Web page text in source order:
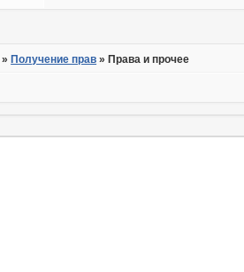
»Получение прав »Права и прочее